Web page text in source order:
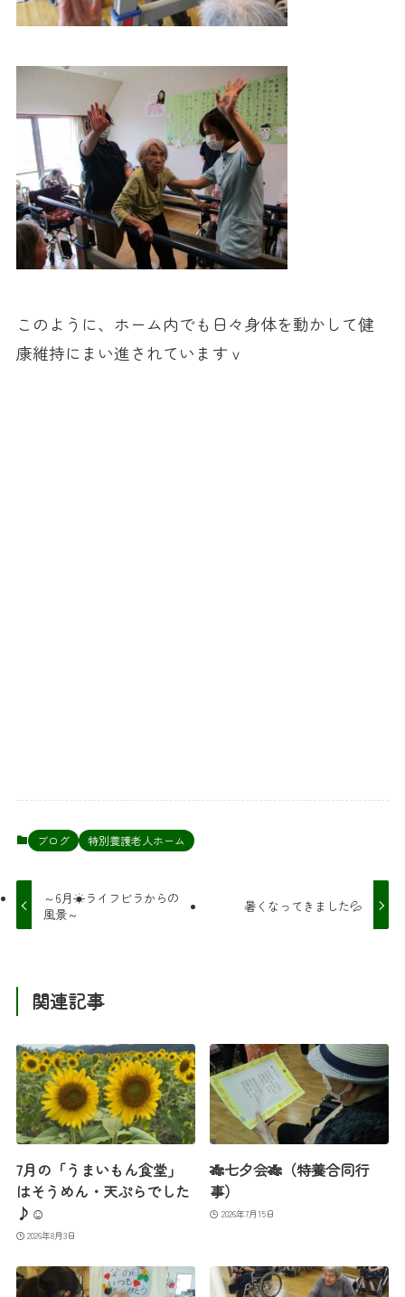
このように、ホーム内でも日々身体を動かして健
康維持にまい進されていますｖ
ブログ 特別養護老人ホーム
～6月☀ライフビラからの
風景～
暑くなってきました💦
関連記事
7月の「うまいもん食堂」
はそうめん・天ぷらでした
♪☺
2026年8月3日
🎋七夕会🎋（特養合同行
事）
2026年7月15日